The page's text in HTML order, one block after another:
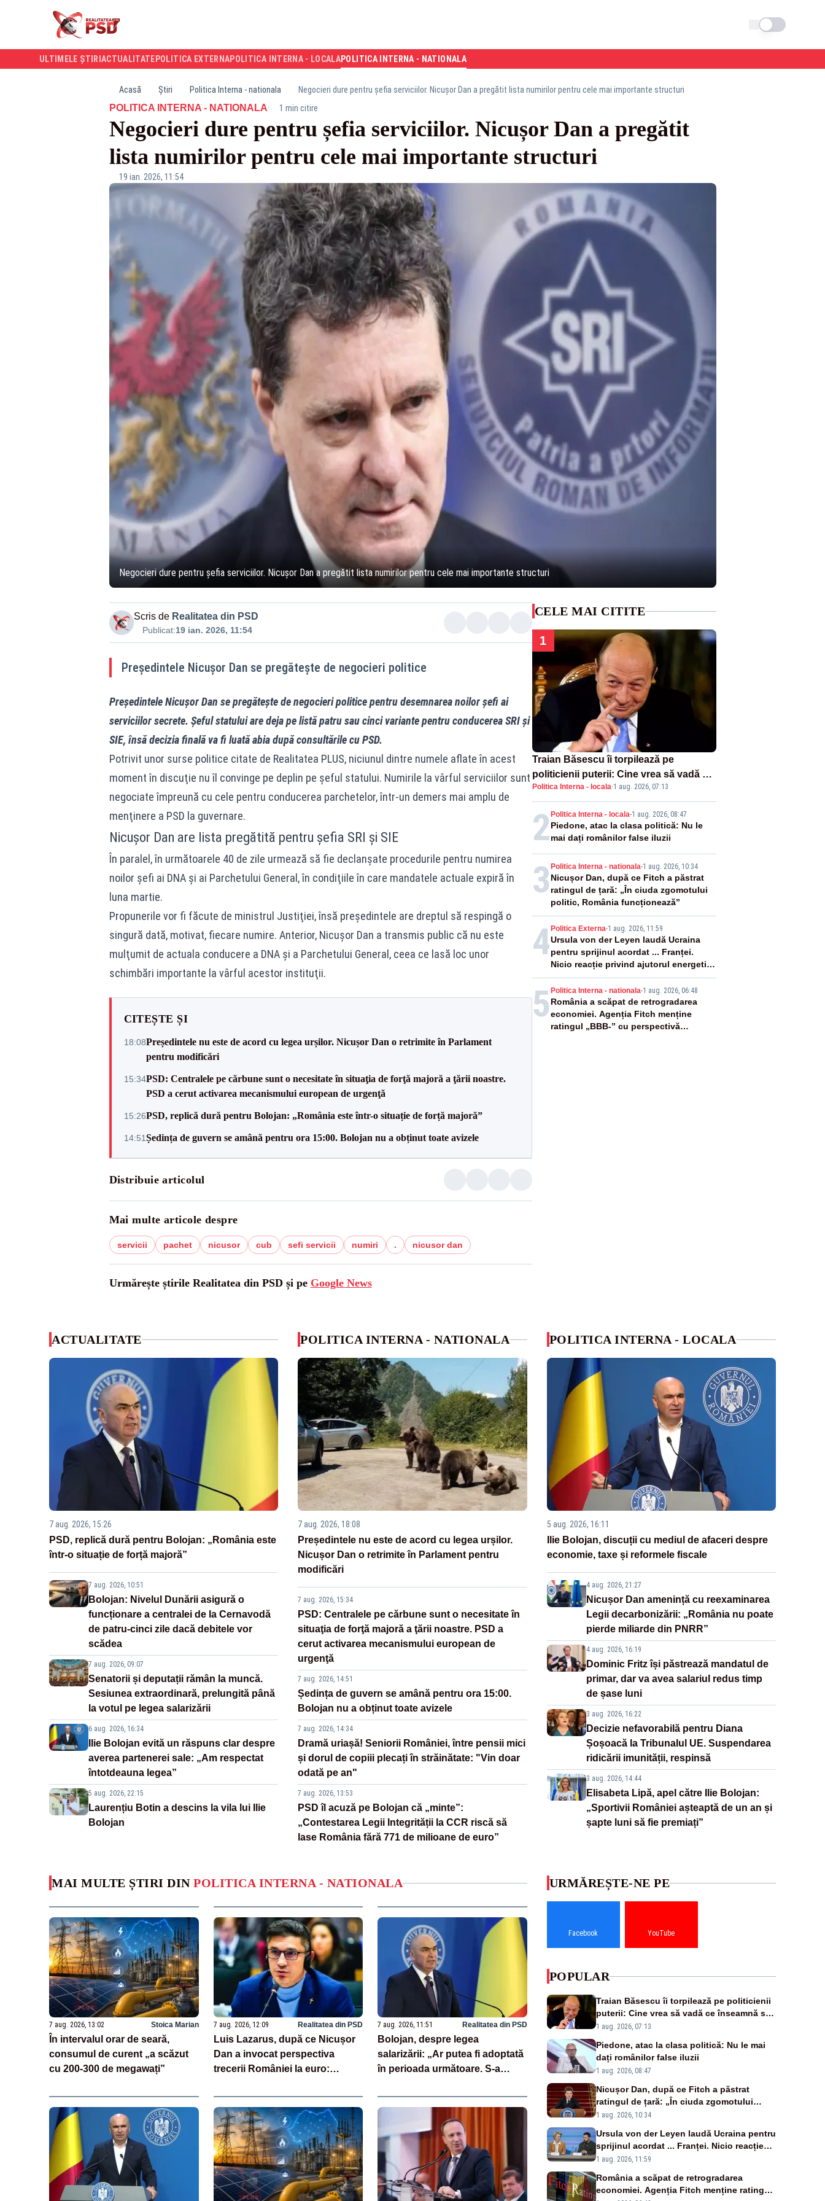
Schimba tema
ULTIMELE ȘTIRI ACTUALITATE POLITICA EXTERNAPOLITICA INTERNA - LOCALAPOLITICA INTERNA - NATIONALA
Acasă Știri Politica Interna - nationala Negocieri dure pentru șefia serviciilor. Nicușor Dan a pregătit lista numirilor pentru cele mai importante structuri
POLITICA INTERNA - NATIONALA· 1 min citire
Negocieri dure pentru șefia serviciilor. Nicușor Dan a pregătit
lista numirilor pentru cele mai importante structuri
19 ian. 2026, 11:54
Negocieri dure pentru șefia serviciilor. Nicușor Dan a pregătit lista numirilor pentru cele mai importante structuri
Scris de Realitatea din PSD
Publicat:19 ian. 2026, 11:54
Președintele Nicuşor Dan se pregăteşte de negocieri politice
Președintele Nicuşor Dan se pregăteşte de negocieri politice pentru desemnarea noilor şefi ai
serviciilor secrete. Șeful statului are deja pe listă patru sau cinci variante pentru conducerea SRI şi
SIE, însă decizia finală va fi luată abia după consultările cu PSD.
Potrivit unor surse politice citate de Realitatea PLUS, niciunul dintre numele aflate în acest
moment în discuţie nu îl convinge pe deplin pe şeful statului. Numirile la vârful serviciilor sunt
negociate împreună cu cele pentru conducerea parchetelor, într-un demers mai amplu de
menţinere a PSD la guvernare.
Nicușor Dan are lista pregătită pentru șefia SRI și SIE
În paralel, în următoarele 40 de zile urmează să fie declanşate procedurile pentru numirea
noilor şefi ai DNA şi ai Parchetului General, în condiţiile în care mandatele actuale expiră în
luna martie.
Propunerile vor fi făcute de ministrul Justiţiei, însă preşedintele are dreptul să respingă o
singură dată, motivat, fiecare numire. Anterior, Nicuşor Dan a transmis public că nu este
mulţumit de actuala conducere a DNA şi a Parchetului General, ceea ce lasă loc unor
schimbări importante la vârful acestor instituţii.
CITEȘTE ȘI
18:08Președintele nu este de acord cu legea urșilor. Nicușor Dan o retrimite în Parlament
pentru modificări
15:34PSD: Centralele pe cărbune sunt o necesitate în situaţia de forţă majoră a ţării noastre.
PSD a cerut activarea mecanismului european de urgenţă
15:26PSD, replică dură pentru Bolojan: „România este într-o situație de forță majoră”
14:51Ședința de guvern se amână pentru ora 15:00. Bolojan nu a obținut toate avizele
Distribuie articolul
Mai multe articole despre
servicii pachet nicusor cub sefi servicii numiri . nicusor dan
Urmărește știrile Realitatea din PSD și pe Google News
CELE MAI CITITE
1
Traian Băsescu îi torpilează pe
politicienii puterii: Cine vrea să vadă ce
înseamnă să fii prost, se uită la
România
Politica Interna - locala·1 aug. 2026, 07:13
2 Politica Interna - locala-1 aug. 2026, 08:47
Piedone, atac la clasa politică: Nu le
mai dați românilor false iluzii
3 Politica Interna - nationala-1 aug. 2026, 10:34
Nicușor Dan, după ce Fitch a păstrat
ratingul de țară: „În ciuda zgomotului
politic, România funcționează”
4 Politica Externa-1 aug. 2026, 11:59
Ursula von der Leyen laudă Ucraina
pentru sprijinul acordat ... Franței.
Nicio reacție privind ajutorul energetic
promis României
5 Politica Interna - nationala-1 aug. 2026, 06:48
România a scăpat de retrogradarea
economiei. Agenția Fitch menține
ratingul „BBB-” cu perspectivă
ACTUALITATE
7 aug. 2026, 15:26
PSD, replică dură pentru Bolojan: „România este
într-o situație de forță majoră”
7 aug. 2026, 10:51
Bolojan: Nivelul Dunării asigură o
funcționare a centralei de la Cernavodă
de patru-cinci zile dacă debitele vor
scădea
7 aug. 2026, 09:07
Senatorii și deputații rămân la muncă.
Sesiunea extraordinară, prelungită până
la votul pe legea salarizării
6 aug. 2026, 16:34
Ilie Bolojan evită un răspuns clar despre
averea partenerei sale: „Am respectat
întotdeauna legea”
5 aug. 2026, 22:15
Laurențiu Botin a descins la vila lui Ilie
Bolojan
POLITICA INTERNA - NATIONALA
7 aug. 2026, 18:08
Președintele nu este de acord cu legea urșilor.
Nicușor Dan o retrimite în Parlament pentru
modificări
7 aug. 2026, 15:34
PSD: Centralele pe cărbune sunt o necesitate în
situaţia de forţă majoră a ţării noastre. PSD a
cerut activarea mecanismului european de
urgenţă
7 aug. 2026, 14:51
Ședința de guvern se amână pentru ora 15:00.
Bolojan nu a obținut toate avizele
7 aug. 2026, 14:34
Dramă uriașă! Seniorii României, între pensii mici
și dorul de copiii plecați în străinătate: "Vin doar
odată pe an"
7 aug. 2026, 13:53
PSD îl acuză pe Bolojan că „minte”:
„Contestarea Legii Integrității la CCR riscă să
lase România fără 771 de milioane de euro”
POLITICA INTERNA - LOCALA
5 aug. 2026, 16:11
Ilie Bolojan, discuții cu mediul de afaceri despre
economie, taxe și reformele fiscale
4 aug. 2026, 21:27
Nicușor Dan amenință cu reexaminarea
Legii decarbonizării: „România nu poate
pierde miliarde din PNRR”
4 aug. 2026, 16:19
Dominic Fritz își păstrează mandatul de
primar, dar va avea salariul redus timp
de șase luni
3 aug. 2026, 16:22
Decizie nefavorabilă pentru Diana
Șoșoacă la Tribunalul UE. Suspendarea
ridicării imunității, respinsă
3 aug. 2026, 14:44
Elisabeta Lipă, apel către Ilie Bolojan:
„Sportivii României așteaptă de un an și
șapte luni să fie premiați”
MAI MULTE ȘTIRI DIN POLITICA INTERNA - NATIONALA
7 aug. 2026, 13:02 Stoica Marian
În intervalul orar de seară,
consumul de curent „a scăzut
cu 200-300 de megawați”
7 aug. 2026, 12:09 Realitatea din PSD
Luis Lazarus, după ce Nicușor
Dan a invocat perspectiva
trecerii României la euro:
suveranitate”
7 aug. 2026, 11:51 Realitatea din PSD
Bolojan, despre legea
salarizării: „Ar putea fi adoptată
în perioada următoare. S-a
unor discursuri iresponsabile în
spaţiul public”
URMĂREȘTE-NE PE
Facebook YouTube
POPULAR
Traian Băsescu îi torpilează pe politicienii
puterii: Cine vrea să vadă ce înseamnă să
fii prost, se uită la România
1 aug. 2026, 07:13
Piedone, atac la clasa politică: Nu le mai
dați românilor false iluzii
1 aug. 2026, 08:47
Nicușor Dan, după ce Fitch a păstrat
ratingul de țară: „În ciuda zgomotului
politic, România funcționează”
1 aug. 2026, 10:34
Ursula von der Leyen laudă Ucraina pentru
sprijinul acordat ... Franței. Nicio reacție
privind ajutorul energetic promis României
1 aug. 2026, 11:59
România a scăpat de retrogradarea
economiei. Agenția Fitch menține ratingul